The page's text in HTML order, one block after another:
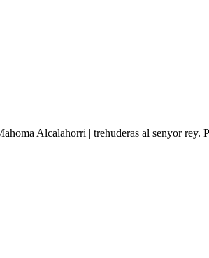
Alcalahorri | trehuderas al senyor